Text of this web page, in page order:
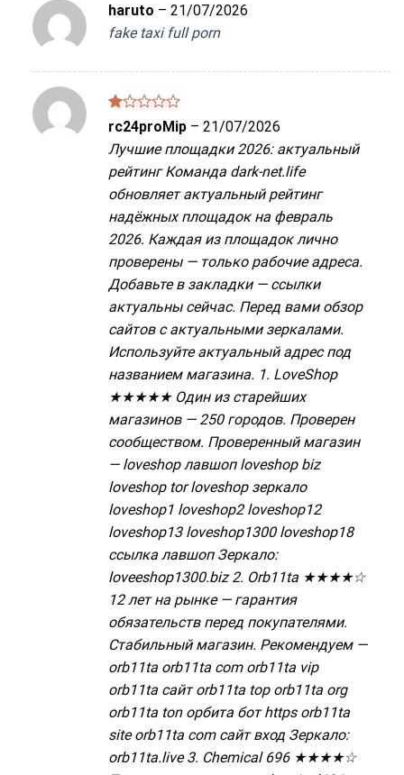
haruto – 21/07/2026
fake taxi full porn
Được
hạng
1
5
sao
rc24proMip – 21/07/2026
Лучшие площадки 2026: актуальный
рейтинг Команда dark-net.life
обновляет актуальный рейтинг
надёжных площадок на февраль
2026. Каждая из площадок лично
проверены — только рабочие адреса.
Добавьте в закладки — ссылки
актуальны сейчас. Перед вами обзор
сайтов с актуальными зеркалами.
Используйте актуальный адрес под
названием магазина. 1. LoveShop
★★★★★ Один из старейших
магазинов — 250 городов. Проверен
сообществом. Проверенный магазин
— loveshop лавшоп loveshop biz
loveshop tor loveshop зеркало
loveshop1 loveshop2 loveshop12
loveshop13 loveshop1300 loveshop18
ссылка лавшоп Зеркало:
loveeshop1300.biz 2. Orb11ta ★★★★☆
12 лет на рынке — гарантия
обязательств перед покупателями.
Стабильный магазин. Рекомендуем —
orb11ta orb11ta com orb11ta vip
orb11ta сайт orb11ta top orb11ta org
orb11ta ton орбита бот https orb11ta
site orb11ta com сайт вход Зеркало:
orb11ta.live 3. Chemical 696 ★★★★☆